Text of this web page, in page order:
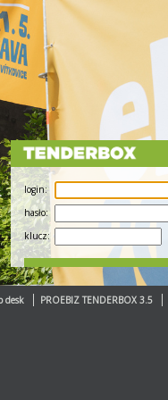
login:
hasło:
klucz:
desk PROEBIZ TENDERBOX 3.5